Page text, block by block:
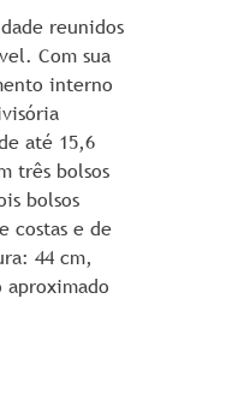
reunidos
Com sua
interno
até 15,6
três bolsos
bolsos
costas e de
: 44 cm,
aproximado